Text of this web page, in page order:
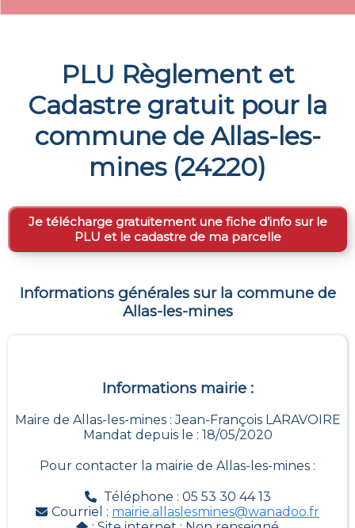
PLU Règlement et
Cadastre gratuit pour la
commune deAllas-les-
mines(24220)
Je télécharge gratuitement une fiche d’info sur le
PLU et le cadastre de ma parcelle
Informations générales sur la commune de
Allas-les-mines
Informations mairie :
Maire de Allas-les-mines : Jean-François LARAVOIRE
Mandat depuis le : 18/05/2020
Pour contacter la mairie de Allas-les-mines :
Téléphone : 05 53 30 44 13
Courriel : mairie.allaslesmines@wanadoo.fr